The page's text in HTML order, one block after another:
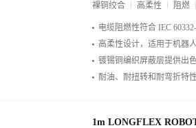
裸铜绞合
高柔性 阻燃
电缆阻燃性符合 IEC
高柔性设计，适用于机器
镀锡铜编织屏蔽层提供出
耐油、耐扭转和耐弯折特
1m LONGFLEX